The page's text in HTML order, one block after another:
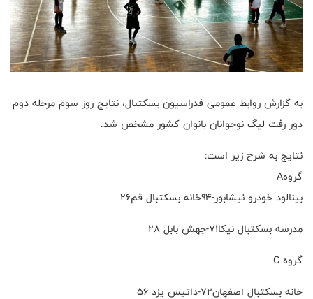
به گزارش روابط عمومی فدراسیون بسکتبال، نتایج روز سوم مرحله دوم
دور رفت لیگ نوجوانان بانوان کشور مشخص شد.
نتایج به شرح زیر است:
گروهA
بینالود خودرو نیشابور-۹۴خانه بسکتبال قم۲۶
مدرسه بسکتبال نیکا۷۱-جهش بابل ۲۸
گروه C
خانه بسکتبال اصفهان۷۲-داتیس یزد ۵۶